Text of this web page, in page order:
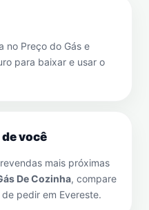
no Preço do Gás e
para baixar e usar o
você
mais próximas
De Cozinha, compare
pedir em Evereste.